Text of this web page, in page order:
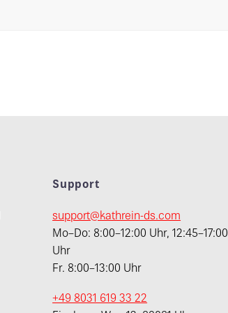
Support
support@kathrein-ds.com
Mo–Do: 8:00–12:00 Uhr, 12:45–17:00
Uhr
Fr. 8:00–13:00 Uhr
+49 8031 619 33 22